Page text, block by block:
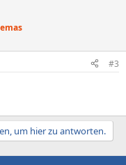
#3
um hier zu antworten.